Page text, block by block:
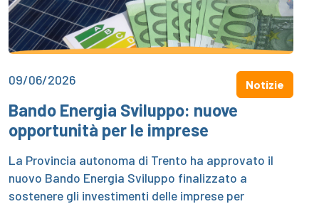
09/06/2026 Notizie
Bando Energia Sviluppo: nuove
opportunità per le imprese
La Provincia autonoma di Trento ha approvato il
nuovo Bando Energia Sviluppo finalizzato a
sostenere gli investimenti delle imprese per